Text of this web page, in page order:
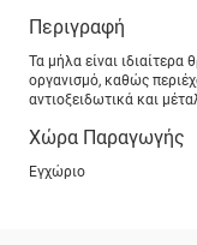
Περιγραφή
Τα μήλα είναι
οργανισμό, καθώς
αντιοξειδωτικά και
Χώρα Παραγωγής
Εγχώριο